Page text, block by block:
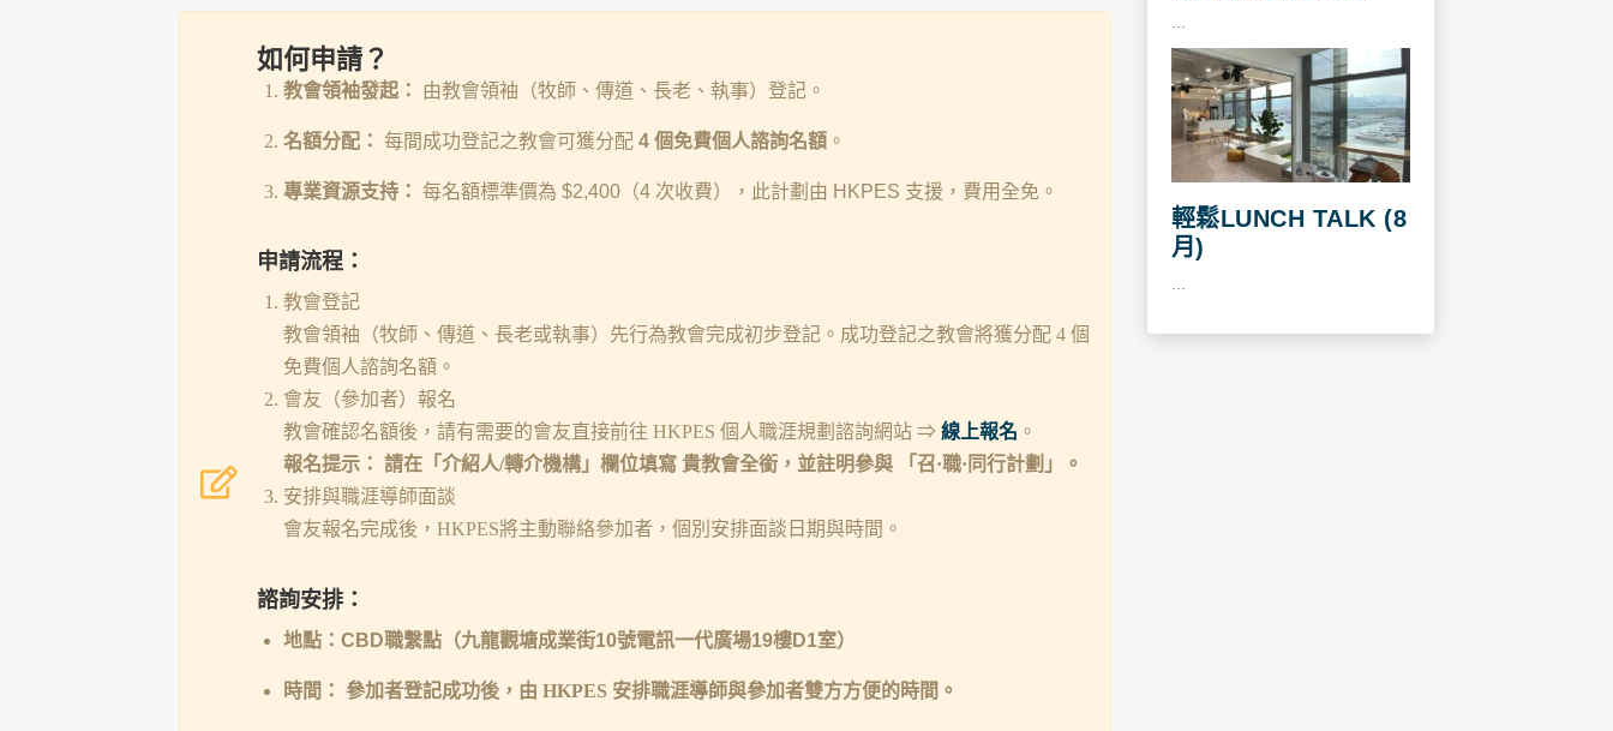
如何申請？
教會領袖發起： 由教會領袖（牧師、傳道、長老、執事）登記。
名額分配： 每間成功登記之教會可獲分配 4 個免費個人諮詢名額。
專業資源支持： 每名額標準價為 $2,400（4 次收費），此計劃由 HKPES 支援，費用全免。
申請流程：
教會登記
教會領袖（牧師、傳道、長老或執事）先行為教會完成初步登記。成功登記之教會將獲分配 4 個
免費個人諮詢名額。
會友（參加者）報名
教會確認名額後，請有需要的會友直接前往 HKPES 個人職涯規劃諮詢網站 ⇒ 線上報名 。
報名提示： 請在「介紹人/轉介機構」欄位填寫 貴教會全銜，並註明參與 「召·職·同行計劃」。
安排與職涯導師面談
會友報名完成後，HKPES將主動聯絡參加者，個別安排面談日期與時間。
諮詢安排：
地點：CBD職繫點（九龍觀塘成業街10號電訊一代廣場19樓D1室）
時間： 參加者登記成功後，由 HKPES 安排職涯導師與參加者雙方方便的時間。
輕鬆LUNCH TALK (8
月)